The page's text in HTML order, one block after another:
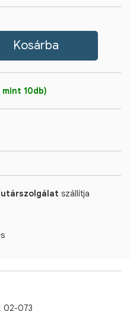
10db)
szállítja
02-073